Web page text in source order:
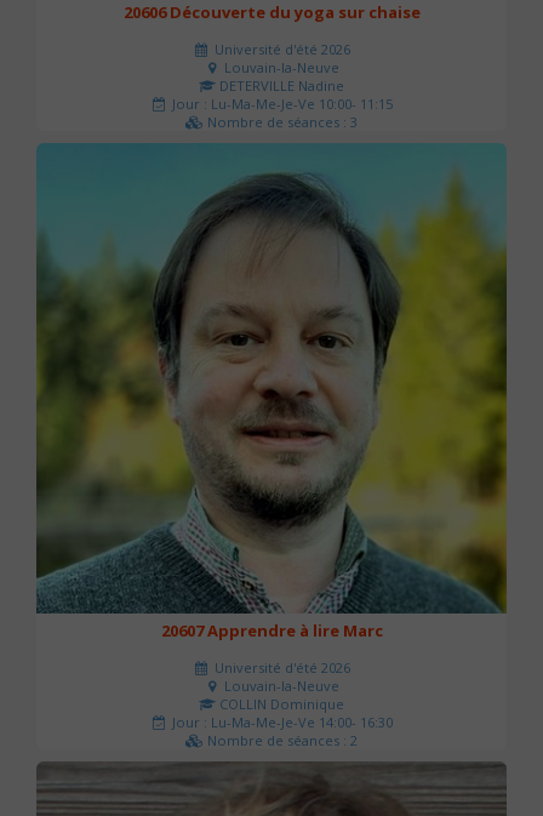
20606 Découverte du yoga sur chaise
Université d'été 2026
Louvain-la-Neuve
DETERVILLE Nadine
Jour : Lu-Ma-Me-Je-Ve 10:00- 11:15
Nombre de séances : 3
30 €
20607 Apprendre à lire Marc
Université d'été 2026
Louvain-la-Neuve
COLLIN Dominique
Jour : Lu-Ma-Me-Je-Ve 14:00- 16:30
Nombre de séances : 2
51 €